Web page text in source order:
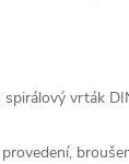
vrták